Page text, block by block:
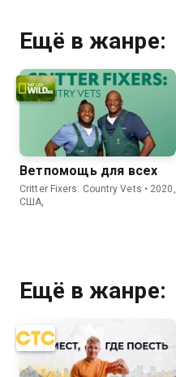
Ещё в жанре:
Ветпомощь для всех
Critter Fixers: Country Vets • 2020,
США,
Ещё в жанре: